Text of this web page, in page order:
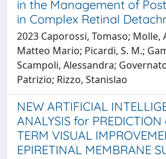
in the Management of
in Complex Retinal
2023 Caporossi, Tomaso; Molle,
Matteo Mario; Picardi, S. M.;
Scampoli, Alessandra;
Patrizio; Rizzo, Stanislao
NEW ARTIFICIAL
ANALYSIS for
TERM VISUAL
EPIRETINAL MEMBRANE